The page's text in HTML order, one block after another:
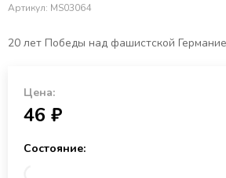
Артикул: MS03064
20 лет Победы над фашистской
Цена:
46 ₽
Состояние: